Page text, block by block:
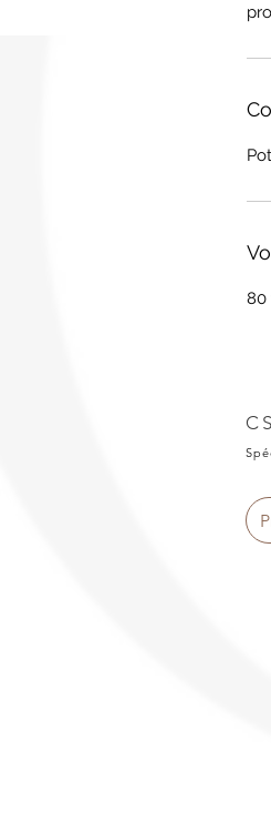
Pot
80